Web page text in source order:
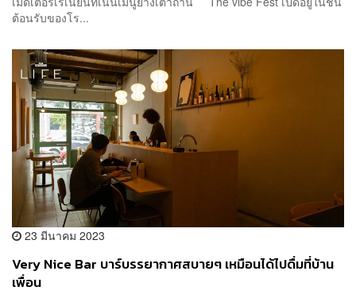
ต้อนรับของโร...
23 มีนาคม 2023
Very Nice Bar บาร์บรรยากาศสบายๆ เหมือนได้ไปดื่มที่บ้าน
เพื่อน